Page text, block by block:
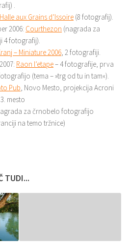
.
Halle aux Grains d’Issoire (8 fotografij).
2006: Courthezon (nagrada za
4 fotografij).
– Miniature 2006, 2 fotografiji.
Raon l’etape– 4 fotografije, prva
(tema – »trg od tu in tam«).
Pub, Novo Mesto, projekcija Acroni
mesto
za črnobelo fotografijo
na temo tržnice)
TUDI...